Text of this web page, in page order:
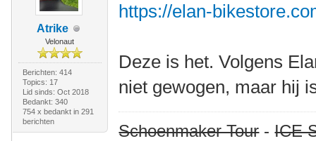
Atrike
Velonaut
Berichten: 414
Topics: 17
Lid sinds: Oct 2018
Bedankt: 340
754 x bedankt in 291
berichten
https://elan-
Deze is het. Volgens
niet gewogen, maar hij
Schoenmaker Tour-ICE